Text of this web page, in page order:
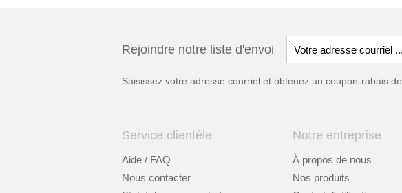
Rejoindre notre liste d'envoi
Saisissez votre adresse courriel et obtenez un coupon-rabais de
Service clientèle
Aide / FAQ
Nous contacter
Notre entreprise
À propos de nous
Nos produits